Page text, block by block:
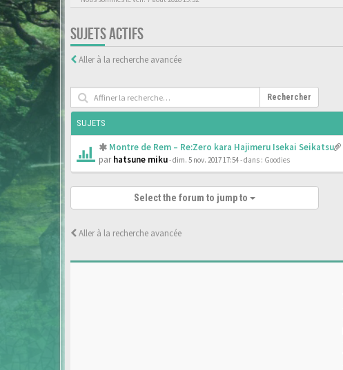
SUJETS ACTIFS
Aller à la recherche avancée
Rechercher
SUJETS
Montre de Rem – Re:Zero kara Hajimeru Isekai Seikatsu
parhatsune miku- dim. 5 nov. 2017 17:54- dans : Goodies
Select the forum to jump to
Aller à la recherche avancée